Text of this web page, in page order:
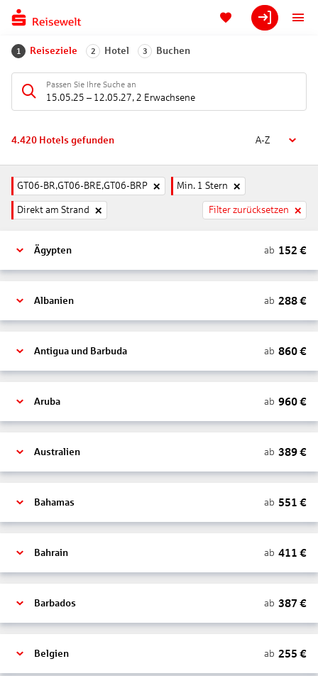
1 Reiseziele 2 Hotel 3 Buchen
Passen Sie Ihre Suche an
15.05.25 – 12.05.27, 2 Erwachsene
4.420 Hotels gefunden A-Z
GT06-BR,GT06-BRE,GT06-BRP Min. 1 Stern
Direkt am Strand Filter zurücksetzen
Ägypten ab 152 €
Albanien ab 288€
Antigua und Barbuda ab 860€
Aruba ab 960€
Australien ab 389€
Bahamas ab 551 €
Bahrain ab 411 €
Barbados ab 387 €
Belgien ab 255 €